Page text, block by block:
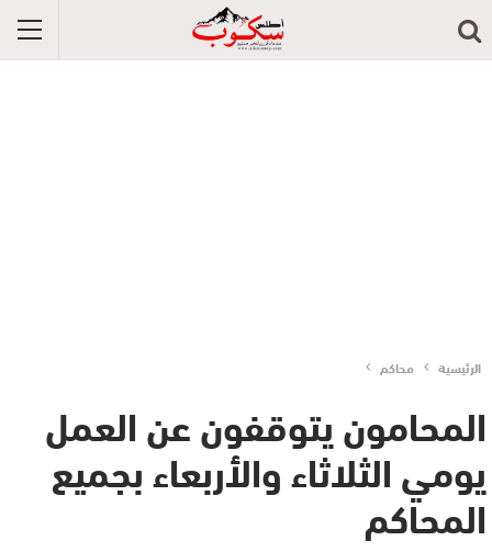
الرئيسية محاكم
المحامون يتوقفون عن العمل
يومي الثلاثاء والأربعاء بجميع
المحاكم